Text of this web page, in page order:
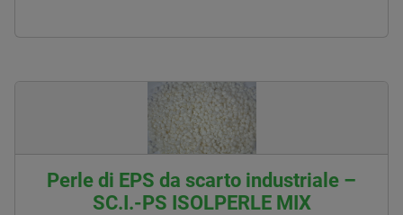
Perle di EPS da scarto industriale –
SC.I.-PS ISOLPERLE MIX